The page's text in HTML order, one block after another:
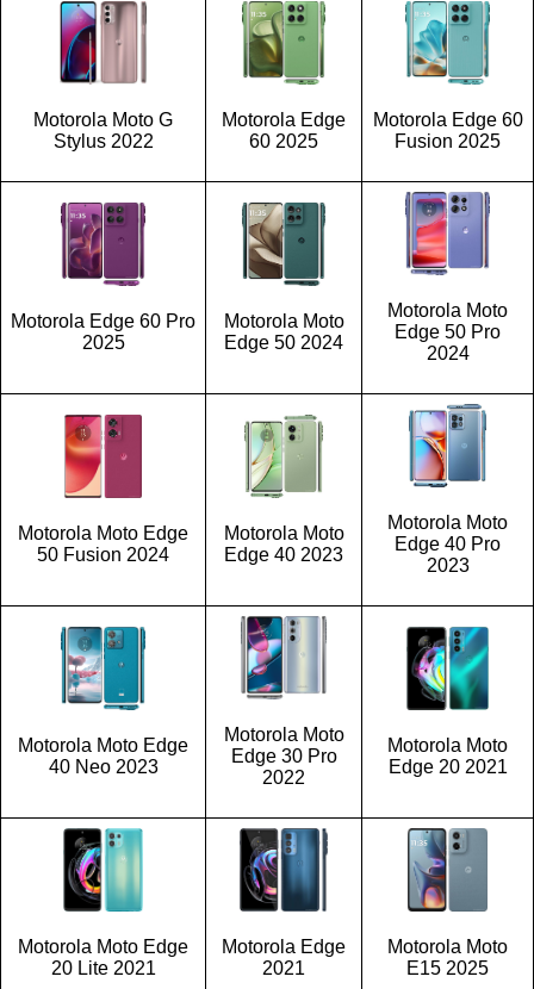
Motorola Moto G
Stylus 2022
Motorola Edge
60 2025
Motorola Edge 60
Fusion 2025
Motorola Edge 60 Pro
2025
Motorola Moto
Edge 50 2024
Motorola Moto
Edge 50 Pro
2024
Motorola Moto Edge
50 Fusion 2024
Motorola Moto
Edge 40 2023
Motorola Moto
Edge 40 Pro
2023
Motorola Moto Edge
40 Neo 2023
Motorola Moto
Edge 30 Pro
2022
Motorola Moto
Edge 20 2021
Motorola Moto Edge
20 Lite 2021
Motorola Edge
2021
Motorola Moto
E15 2025